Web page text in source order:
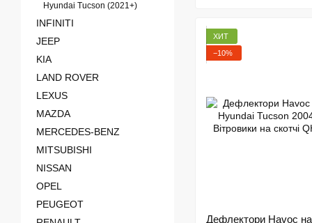
ХИТ
−10%
Дефлектори Havoc
Hyundai Tucson (2021+)
INFINITI
JEEP
KIA
LAND ROVER
LEXUS
MAZDA
MERCEDES-BENZ
MITSUBISHI
NISSAN
OPEL
PEUGEOT